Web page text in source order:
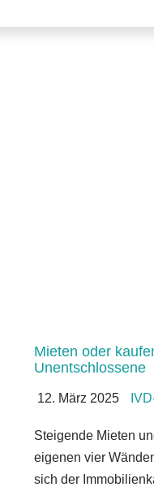
Mieten oder
Unentschlossene
12. März 2025
Steigende Mieten
eigenen vier
sich der